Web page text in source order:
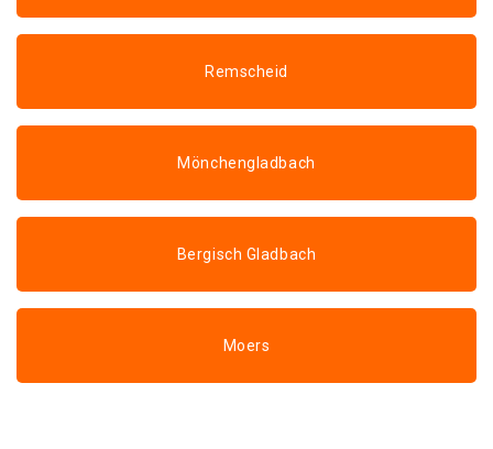
Remscheid
Mönchengladbach
Bergisch Gladbach
Moers